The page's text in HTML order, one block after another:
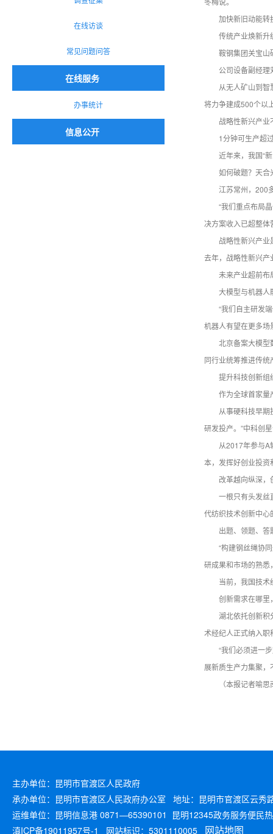
在线访谈
常见问题问答
在线服务
办事统计
信息公开
加快新旧动能转
传统产业焕新升
鞍钢集团关宝山
公司设备副经
从无人矿山到
将力争建成500个以
战略性新兴产
1分钟可生产超
近年来，我国“
如何破题？天合
江苏常州，200
“我们重点布局
决方案收入已超整体
战略性新兴产
去年，战略性新兴
未来产业超前布
大模型与机器人
“我们自主研发
机器人有望在更多场
北京备案大模
同行业统筹推进传
提升科技创新组
作为全球首家量
从事硬科技早
研发投产。”中科创
从2017年参与A
本，发挥好创业投资
改革越向纵深，
一根只有头发丝
代纺织技术创新中心
出题、领题、
“构建钢丝绳协
研成果和市场的熟悉
当前，我国技
创新需求在哪里
湖北依托创新积
术经纪人正式纳入
“我们必须进一
展新质生产力集聚
（本报记者喻
主办单位：昆明市官渡区人民政府
承办单位：昆明市官渡区人民政府办公室 地址：昆明市官渡区云
运维单位：昆明信息港 0871—65390101 昆明12345政务服务便民
滇ICP备19011957号-1
网站标识：5301110005 网站地图